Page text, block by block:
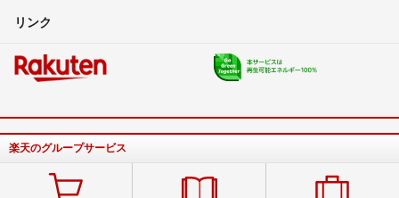
リンク
楽天のグループサービス